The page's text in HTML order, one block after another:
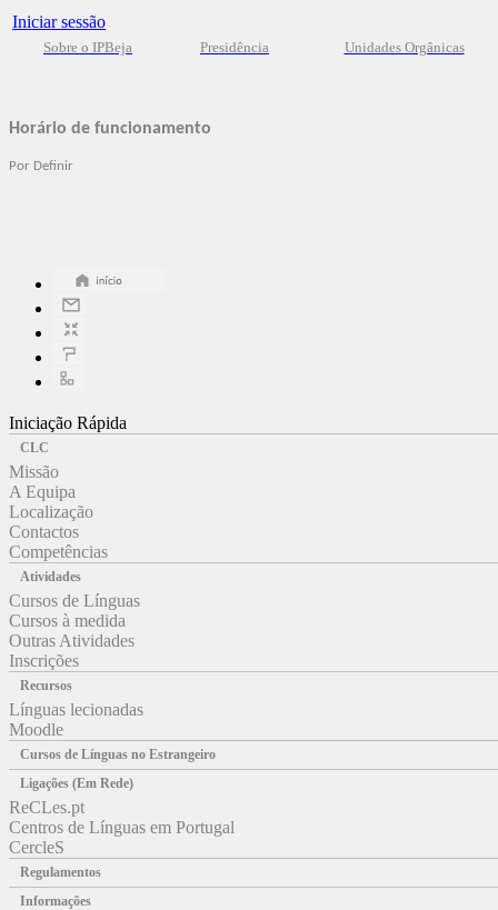
Iniciar sessão
Sobre o IPBeja Presidência Unidades Orgânicas
Horário de funcionamento
Por Definir
Iniciação Rápida
CLC
Missão
A Equipa
Localização
Contactos
Competências
Atividades
Cursos de Línguas
Cursos à medida
Outras Atividades
Inscrições
Recursos
Línguas lecionadas
Moodle
Cursos de Línguas no Estrangeiro
Ligações (Em Rede)
ReCLes.pt
Centros de Línguas em Portugal
CercleS
Regulamentos
Informações